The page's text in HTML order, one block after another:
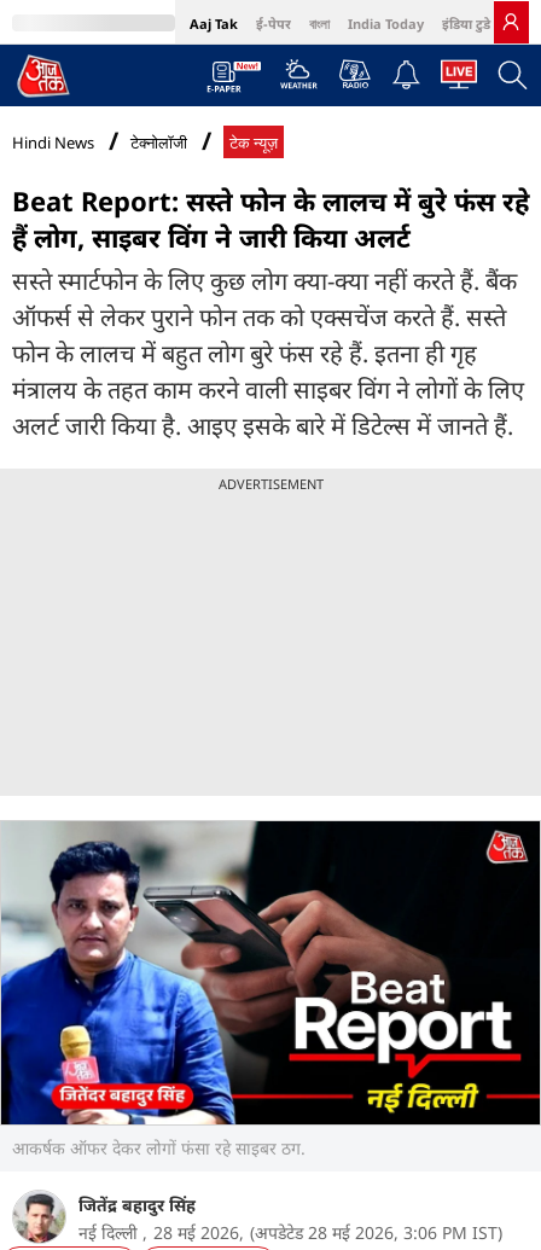
Aaj Tak ई-पेपर বাংলা India Today इंडिया टुडे हिंदी
MumbaiTak Cosmopolitan Harper's Bazaar Northeast
Hindi News टेक्नोलॉजी टेक न्यूज़
Beat Report: सस्ते फोन के लालच में बुरे फंस रहे
हैं लोग, साइबर विंग ने जारी किया अलर्ट
सस्ते स्मार्टफोन के लिए कुछ लोग क्या-क्या नहीं करते हैं. बैंक
ऑफर्स से लेकर पुराने फोन तक को एक्सचेंज करते हैं. सस्ते
फोन के लालच में बहुत लोग बुरे फंस रहे हैं. इतना ही गृह
मंत्रालय के तहत काम करने वाली साइबर विंग ने लोगों के लिए
अलर्ट जारी किया है. आइए इसके बारे में डिटेल्स में जानते हैं.
ADVERTISEMENT
आकर्षक ऑफर देकर लोगों फंसा रहे साइबर ठग.
जितेंद्र बहादुर सिंह
नई दिल्ली , 28 मई 2026, (अपडेटेड 28 मई 2026, 3:06 PM IST)